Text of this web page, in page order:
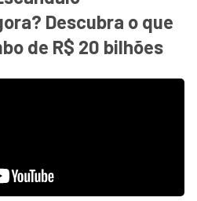
Descubra o que
de R$ 20 bilhões